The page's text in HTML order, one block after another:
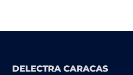
DELECTRA CARACAS